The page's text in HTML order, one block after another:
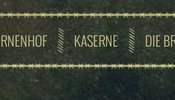
KASERNE DIE